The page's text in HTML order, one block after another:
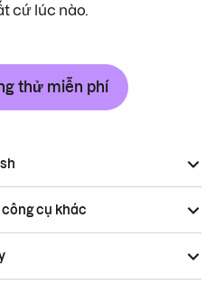
cứ lúc nào.
thử miễn phí
công cụ khác